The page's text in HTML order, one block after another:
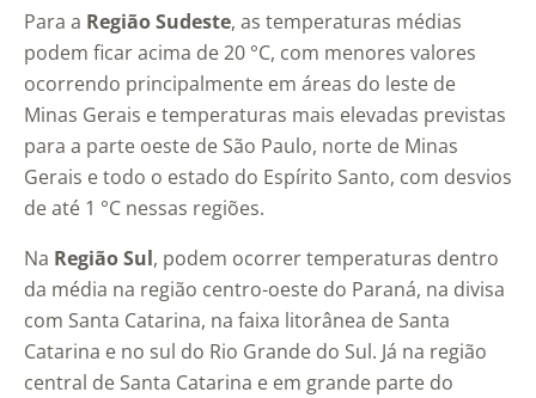
Para a Região Sudeste, as temperaturas médias
podem ficar acima de 20 °C, com menores valores
ocorrendo principalmente em áreas do leste de
Minas Gerais e temperaturas mais elevadas previstas
para a parte oeste de São Paulo, norte de Minas
Gerais e todo o estado do Espírito Santo, com desvios
de até 1 °C nessas regiões.
Na Região Sul, podem ocorrer temperaturas dentro
da média na região centro-oeste do Paraná, na divisa
com Santa Catarina, na faixa litorânea de Santa
Catarina e no sul do Rio Grande do Sul. Já na região
central de Santa Catarina e em grande parte do